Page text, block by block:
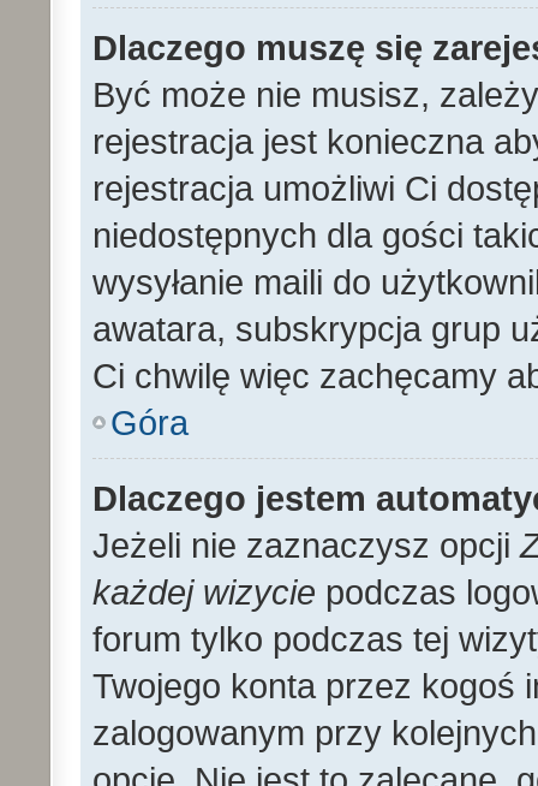
Dlaczego muszę się
Być może nie musisz,
rejestracja jest konieczna
rejestracja umożliwi Ci
niedostępnych dla gości
wysyłanie maili do
awatara, subskrypcja grup
Ci chwilę więc zachęcamy
Góra
Dlaczego jestem
Jeżeli nie zaznaczysz opcji
każdej wizycie podczas
forum tylko podczas tej
Twojego konta przez kogoś
zalogowanym przy